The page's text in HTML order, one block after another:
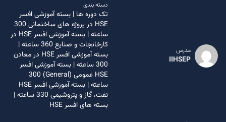
مدرس
IIHSEP
دسته بندی
تک دوره ها | بسته آموزشی افسر
HSE در پروژه های ساختمانی 300
ساعته|
بسته آموزشی افسر HSE در
کارخانجات و صنایع 360 ساعته
|
بسته آموزشی افسر HSE در معادن
300 ساعته
| بسته آموزشی افسر
HSE عمومی (General) 300
ساعته|
بسته آموزشی افسر HSE
نفت، گاز و پتروشیمی 330 ساعته
|
بسته های افسر HSE